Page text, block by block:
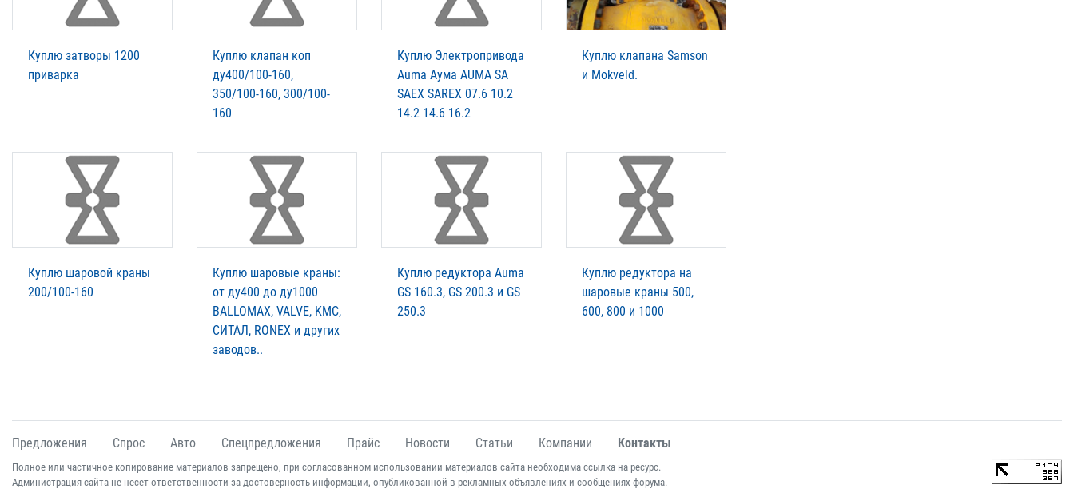
Куплю затворы 1200
приварка
Куплю клапан коп
ду400/100-160,
350/100-160, 300/100-
160
Куплю Электропривода
Auma Аума AUMA SA
SAEX SAREX 07.6 10.2
14.2 14.6 16.2
Куплю клапана Samson
и Mokveld.
Куплю шаровой краны
200/100-160
Куплю шаровые краны:
от ду400 до ду1000
BALLOMAX, VALVE, KMC,
СИТАЛ, RONEX и других
заводов..
Куплю редуктора Auma
GS 160.3, GS 200.3 и GS
250.3
Куплю редуктора на
шаровые краны 500,
600, 800 и 1000
Предложения Спрос Авто Спецпредложения Прайс Новости Статьи Компании Контакты
Полное или частичное копирование материалов запрещено, при согласованном использовании материалов сайта необходима ссылка на ресурс.
Администрация сайта не несет ответственности за достоверность информации, опубликованной в рекламных объявлениях и сообщениях форума.